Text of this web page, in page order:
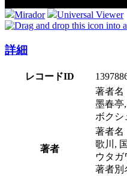
Mirador
Universal Viewer
詳細
レコードID
著者
著者名
墨春亭
ボクシ
著者名
歌川,
ウタガ
著者別